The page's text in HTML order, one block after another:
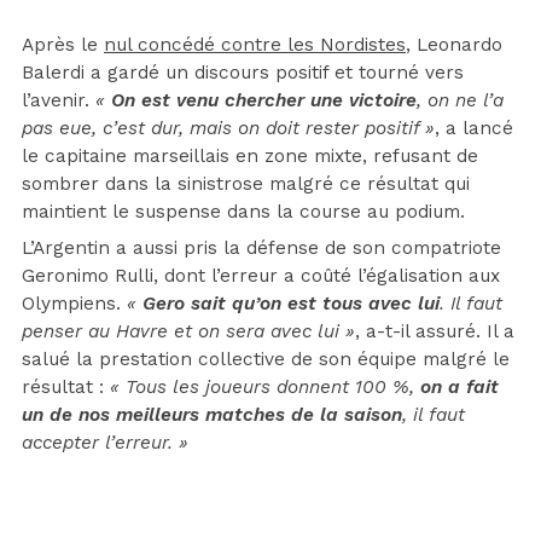
Après le nul concédé contre les Nordistes, Leonardo
Balerdi a gardé un discours positif et tourné vers
l’avenir. « On est venu chercher une victoire, on ne l’a
pas eue, c’est dur, mais on doit rester positif », a lancé
le capitaine marseillais en zone mixte, refusant de
sombrer dans la sinistrose malgré ce résultat qui
maintient le suspense dans la course au podium.
L’Argentin a aussi pris la défense de son compatriote
Geronimo Rulli, dont l’erreur a coûté l’égalisation aux
Olympiens. « Gero sait qu’on est tous avec lui. Il faut
penser au Havre et on sera avec lui », a-t-il assuré. Il a
salué la prestation collective de son équipe malgré le
résultat : « Tous les joueurs donnent 100 %, on a fait
un de nos meilleurs matches de la saison, il faut
accepter l’erreur. »